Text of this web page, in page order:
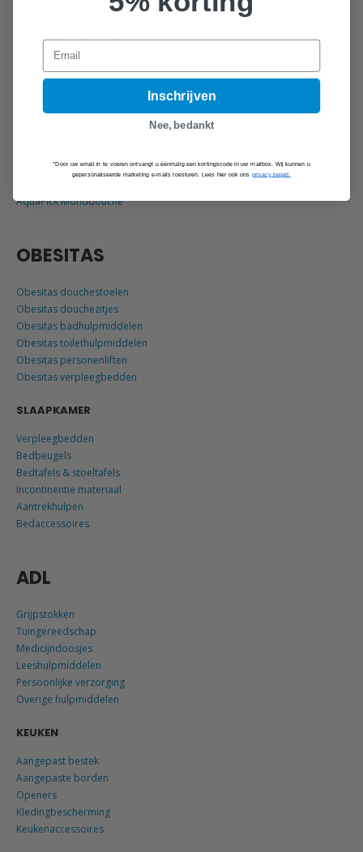
BADKAMER & TOILET
Toiletframes & verhogingen
Bidets
Verpleegbaden
AquaPick Monddouche
OBESITAS
Obesitas douchestoelen
Obesitas douchezitjes
Obesitas badhulpmiddelen
Obesitas toilethulpmiddelen
Obesitas personenliften
Obesitas verpleegbedden
SLAAPKAMER
Verpleegbedden
Bedbeugels
Bedtafels & stoeltafels
Incontinentie materiaal
Aantrekhulpen
Bedaccessoires
ADL
Grijpstokken
Tuingereedschap
Medicijndoosjes
Leeshulpmiddelen
Persoonlijke verzorging
Overige hulpmiddelen
KEUKEN
Aangepast bestek
Aangepaste borden
Openers
Kledingbescherming
Keukenaccessoires
Email
Inschrijven
Nee, bedankt
*Door uw email in te voeren ontvangt u éénmalig een kortingscode in uw mailbox. Wij kunnen u
gepersonaliseerde marketing e-mails toesturen. Lees hier ook ons privacy beleid.